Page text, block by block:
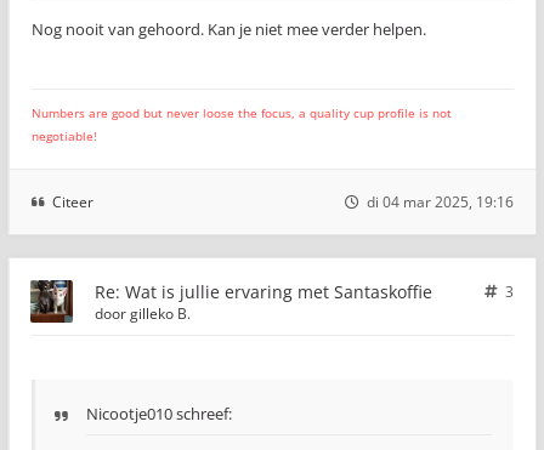
Nog nooit van gehoord. Kan je niet mee verder helpen.
Numbers are good but never loose the focus, a quality cup profile is not
negotiable!
Citeer di 04 mar 2025, 19:16
Re: Wat is jullie ervaring met Santaskoffie
3
doorgilleko B.
Nicootje010 schreef: